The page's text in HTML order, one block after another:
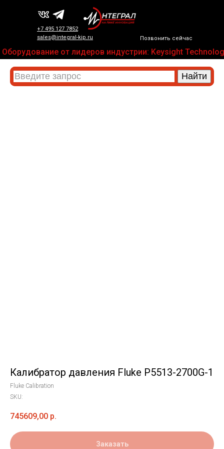
Позвонить сейчас
+7 495 127 7852
sales@integral-kip.ru
Оборудование от лидеров индустрии: Keysight
Калибратор давления Fluke P5513-2700G-1
Fluke Calibration
SKU:
745609,00 р.
Заказать